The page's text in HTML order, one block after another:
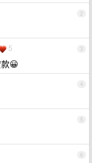
2
3
5
😀
4
5
6